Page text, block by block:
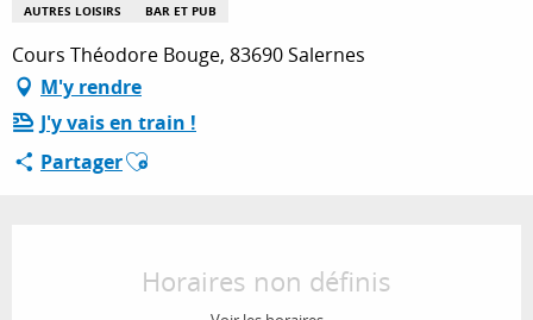
QUE FAIRE ?
SÉJOURNER
AUTRES LOISIRS BAR ET PUB
Cours Théodore Bouge, 83690 Salernes
M'y rendre
J'y vais en train !
PartagerAjouter aux favoris
Horaires non définis